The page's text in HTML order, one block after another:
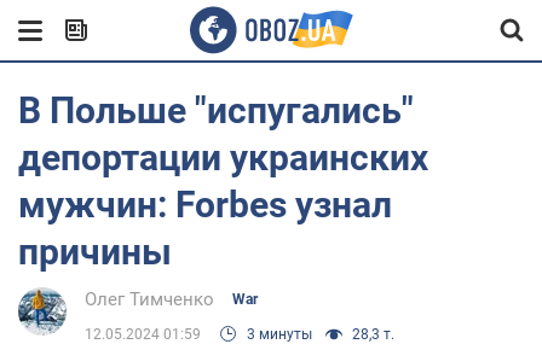
В Польше "испугались"
депортации украинских
мужчин: Forbes узнал
причины
Олег Тимченко War
12.05.2024 01:59 3 минуты 28,3 т.